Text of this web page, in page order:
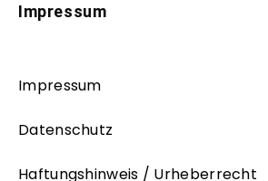
Impressum
Impressum
Datenschutz
Haftungshinweis / Urheberrecht